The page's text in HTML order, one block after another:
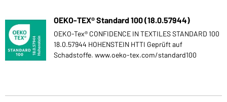
OEKO-TEX® Standard 100 (18.0.57944)
OEKO-Tex® CONFIDENCE IN TEXTILES STANDARD 100
18.0.57944 HOHENSTEIN HTTI Geprüft auf
Schadstoffe. www.oeko-tex.com/standard100